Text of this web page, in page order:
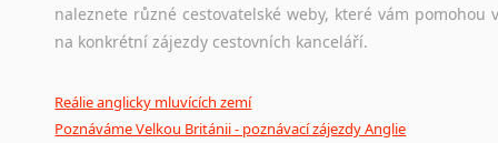
naleznete různé cestovatelské weby, které vám
na konkrétní zájezdy cestovních kanceláří.
Reálie anglicky mluvících zemí
Poznáváme Velkou Británii - poznávací zájezdy Anglie